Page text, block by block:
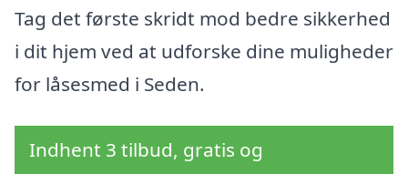
Tag det første skridt mod bedre sikkerhed
i dit hjem ved at udforske dine muligheder
for låsesmed i Seden.
Indhent 3 tilbud, gratis og